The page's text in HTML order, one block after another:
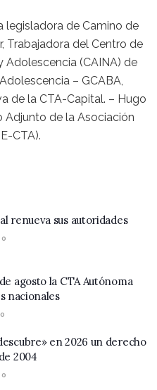
legisladora de Camino de
Trabajadora del Centro de
Adolescencia (CAINA) de
– GCABA,
de la CTA-Capital. – Hugo
Adjunto de la Asociación
CTA).
renueva sus autoridades
0
agosto la CTA Autónoma
nacionales
0
en 2026 un derecho
2004
0